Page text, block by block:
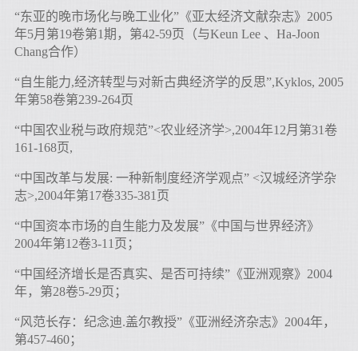
“东亚的晚市场化与晚工业化”《亚太经济文献杂志》2005
年5月第19卷第1期，第42-59页（与Keun Lee 、Ha-Joon
Chang合作）
“自生能力,经济转型与对新古典经济学的反思”,Kyklos, 2005
年第58卷第239-264页
“中国农业税与政府规范”<农业经济学>,2004年12月第31卷
161-168页,
“中国改革与发展: 一种新制度经济学观点” <汉城经济学杂
志>,2004年第17卷335-381页
“中国资本市场的自生能力及发展”《中国与世界经济》
2004年第12卷3-11页；
“中国经济增长是否真实、是否可持续”《亚洲观察》2004
年，第28卷5-29页；
“风范长存：纪念迪.盖尔教授”《亚洲经济杂志》2004年，
第457-460；